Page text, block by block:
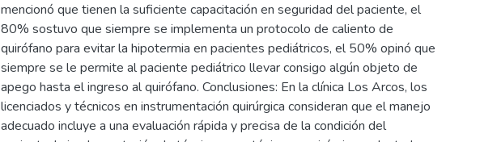
mencionó que tienen la suficiente capacitación en seguridad del paciente, el
80% sostuvo que siempre se implementa un protocolo de caliento de
quirófano para evitar la hipotermia en pacientes pediátricos, el 50% opinó que
siempre se le permite al paciente pediátrico llevar consigo algún objeto de
apego hasta el ingreso al quirófano. Conclusiones: En la clínica Los Arcos, los
licenciados y técnicos en instrumentación quirúrgica consideran que el manejo
adecuado incluye a una evaluación rápida y precisa de la condición del